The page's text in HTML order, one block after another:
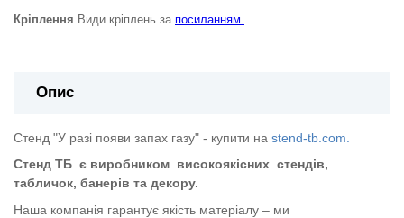
Кріплення Види кріплень за посиланням.
Опис
Стенд "У разі появи запах газу" - купити на stend-tb.com.
Стенд ТБ є виробником високоякісних стендів,
табличок, банерів та декору.
Наша компанія гарантує якість матеріалу – ми